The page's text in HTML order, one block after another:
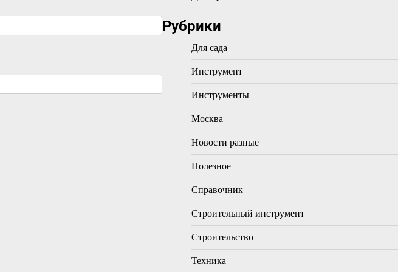
Рубрики
Для сада
Инструмент
Инструменты
Москва
Новости разные
Полезное
Справочник
Строительный инструмент
Строительство
Техника